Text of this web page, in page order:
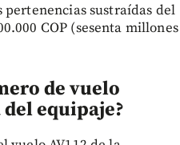
sustraídas del
COP (sesenta millones
de vuelo
equipaje?